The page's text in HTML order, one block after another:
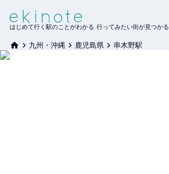
はじめて行く駅のことがわかる 行ってみたい街が見つかる
九州・沖縄 鹿児島県 串木野駅